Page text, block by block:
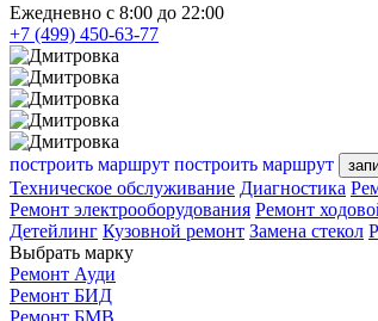
Ежедневно с 8:00 до 22:00
+7 (499) 450-63-77
построить маршрут построить маршрут
Техническое обслуживание Диагностика
Ремонт электрооборудования Ремонт
Детейлинг Кузовной ремонт Замена стекол
Выбрать марку
Ремонт Ауди
Ремонт БИД
Ремонт БМВ